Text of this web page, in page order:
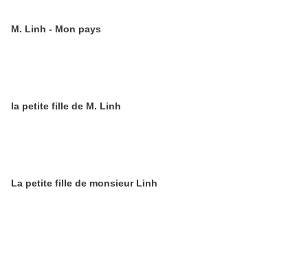
M. Linh - Mon pays
la petite fille de M. Linh
La petite fille de monsieur Linh